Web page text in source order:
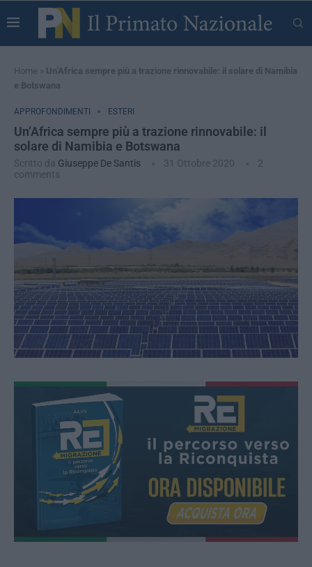
Home » Un’Africa sempre più a trazione rinnovabile: il solare di Namibia
e Botswana
APPROFONDIMENTI ESTERI
Un’Africa sempre più a trazione rinnovabile: il
solare di Namibia e Botswana
Scritto da Giuseppe De Santis 31 Ottobre 2020
2
comments